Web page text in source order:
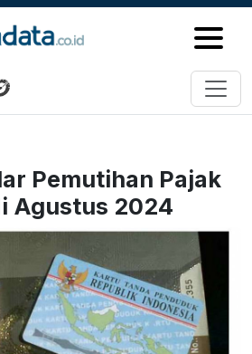
Pemutihan Pajak
Agustus 2024